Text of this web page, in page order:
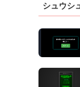
シュウシ